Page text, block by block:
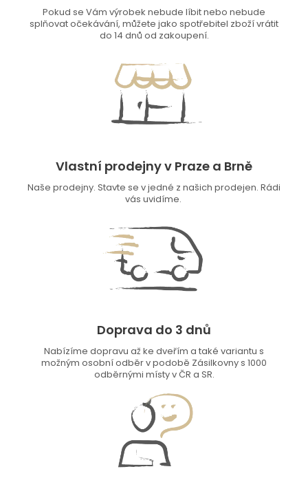
Pokud se Vám výrobek nebude líbit nebo nebude
splňovat očekávání, můžete jako spotřebitel zboží vrátit
do 14 dnů od zakoupení.
Vlastní prodejny v Praze a Brně
Naše prodejny. Stavte se v jedné z našich prodejen. Rádi
vás uvidíme.
Doprava do 3 dnů
Nabízíme dopravu až ke dveřím a také variantu s
možným osobní odběr v podobě Zásilkovny s 1000
odběrnými místy v ČR a SR.